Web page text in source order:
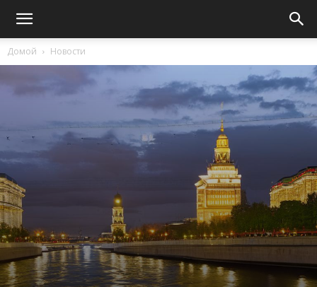
Домой Новости